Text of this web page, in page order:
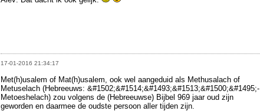
17-01-2016 21:34:17
Met(h)usalem of Mat(h)usalem, ook wel aangeduid als Methusalach of
Metuselach (Hebreeuws: &#1502;&#1514;&#1493;&#1513;&#1500;&#1495;-
Metoeshelach) zou volgens de (Hebreeuwse) Bijbel 969 jaar oud zijn
geworden en daarmee de oudste persoon aller tijden zijn.